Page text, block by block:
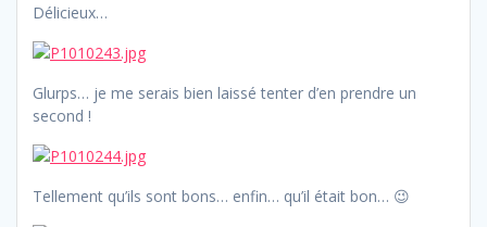
Délicieux…
Glurps… je me serais bien laissé tenter d’en prendre un
second !
Tellement qu’ils sont bons… enfin… qu’il était bon… 😉